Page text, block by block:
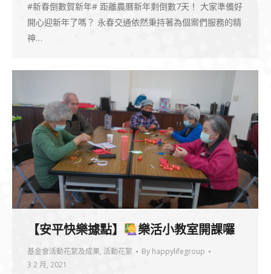
#新春倒數賀新年# 距離農曆新年剩倒數7天！ 大家準備好
開心迎新年了嗎？ 永春交通依然秉持著為個案們服務的精
神…
【安平快樂據點】 樂活小教室開課囉
基金會活動花絮及成果, 活動花絮 By happylifegroup
3 2 月, 2021